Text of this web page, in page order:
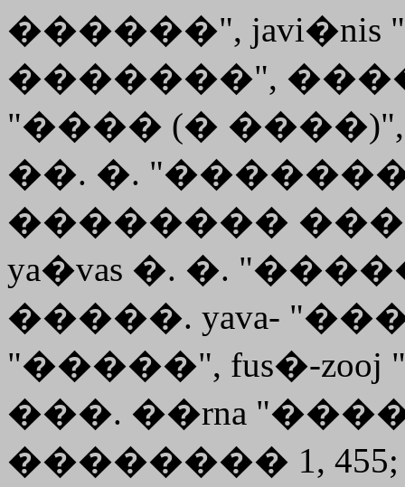
������",
�������",
"���� (� ����)",
��. �.
��������
ya�vas �. �.
�����. yava-
"�����", fus�-zooj
���. ��rna
�������� 1, 455;